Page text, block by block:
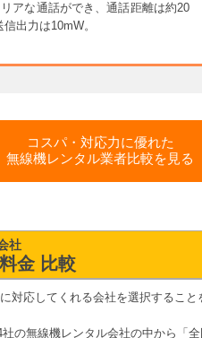
アな通話ができ、通話距離は約20
出力は10mW。
コスパ・対応力に優れた
無線機レンタル業者比較を見る
社
金 比較
対応してくれる会社を選択すること
の無線機レンタル会社の中から「